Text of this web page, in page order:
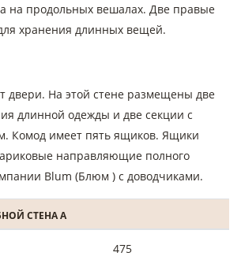
на продольных вешалах. Две правые
хранения длинных вещей.
двери. На этой стене размещены две
длинной одежды и две секции с
Комод имеет пять ящиков. Ящики
направляющие полного
Blum (Блюм ) с доводчиками.
СТЕНА А
475